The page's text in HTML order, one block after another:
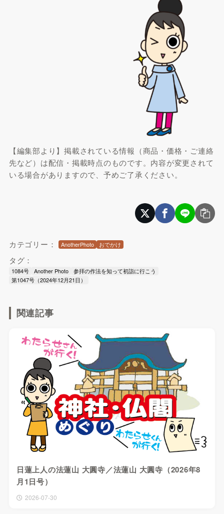
【編集部より】掲載されている情報（商品・価格・ご連絡
先など）は配信・掲載時点のものです。内容が変更されて
いる場合がありますので、予めご了承ください。
カテゴリー： AnotherPhoto おでかけ
タグ：
1084号 Another Photo
参拝の作法を知って初詣に行こう
第1047号（2024年12月21日）
関連記事
日蓮上人の法蓮山 大圓寺／法蓮山 大圓寺（2026年8
月1日号）
2026-07-30